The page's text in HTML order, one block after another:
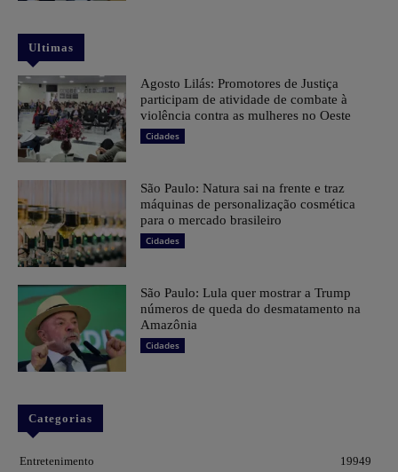
Ultimas
Agosto Lilás: Promotores de Justiça
participam de atividade de combate à
violência contra as mulheres no Oeste
Cidades
São Paulo: Natura sai na frente e traz
máquinas de personalização cosmética
para o mercado brasileiro
Cidades
São Paulo: Lula quer mostrar a Trump
números de queda do desmatamento na
Amazônia
Cidades
Categorias
Entretenimento 19949